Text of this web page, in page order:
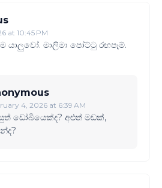
at 10:45 PM
මාලිමා පෝට්ටු රඟපෑම්.
4, 2026 at 6:39 AM
ඩෝබියෙක්ද? අළුත් මඩක්,